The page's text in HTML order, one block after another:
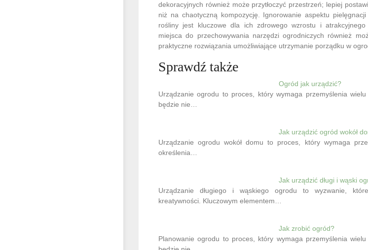
dekoracyjnych również może przytłoczyć przestrzeń; lepiej
niż na chaotyczną kompozycję. Ignorowanie aspektu
rośliny jest kluczowe dla ich zdrowego wzrostu i atrakcyjnego
miejsca do przechowywania narzędzi ogrodniczych również
praktyczne rozwiązania umożliwiające utrzymanie porządku w
Sprawdź także
Ogród jak urządzić?
Urządzanie ogrodu to proces, który wymaga przemyślenia
będzie nie…
Jak urządzić ogród wokół
Urządzanie ogrodu wokół domu to proces, który wymaga
określenia…
Jak urządzić długi i wąski
Urządzanie długiego i wąskiego ogrodu to wyzwanie,
kreatywności. Kluczowym elementem…
Jak zrobić ogród?
Planowanie ogrodu to proces, który wymaga przemyślenia